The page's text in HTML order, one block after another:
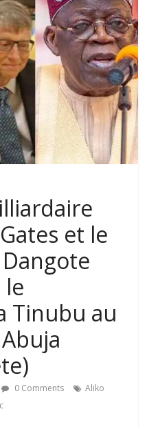
et le
Tinubu au
0 Comments
Aliko